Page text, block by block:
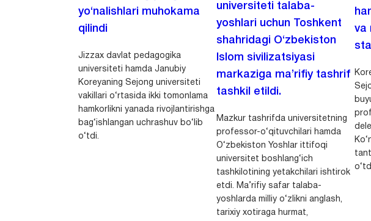
yo‘nalishlari muhokama
qilindi
Jizzax davlat pedagogika
universiteti hamda Janubiy
Koreyaning Sejong universiteti
vakillari o‘rtasida ikki tomonlama
hamkorlikni yanada rivojlantirishga
bag‘ishlangan uchrashuv bo‘lib
o‘tdi.
universiteti talaba-
yoshlari uchun Toshkent
shahridagi O‘zbekiston
Islom sivilizatsiyasi
markaziga ma’rifiy tashrif
tashkil etildi.
Mazkur tashrifda universitetning
professor-o‘qituvchilari hamda
O‘zbekiston Yoshlar ittifoqi
universitet boshlang‘ich
tashkilotining yetakchilari ishtirok
etdi. Ma’rifiy safar talaba-
yoshlarda milliy o‘zlikni anglash,
tarixiy xotiraga hurmat,
va